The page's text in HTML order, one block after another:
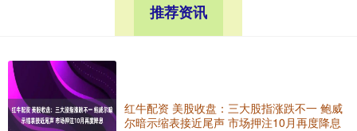
推荐资讯
红牛配资 美股收盘：三大股指涨跌不一 鲍威
尔暗示缩表接近尾声 市场押注10月再度降息